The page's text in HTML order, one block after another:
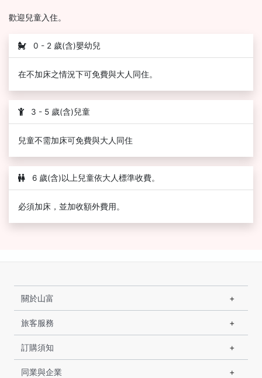
歡迎兒童入住。
0 - 2 歲(含)嬰幼兒
在不加床之情況下可免費與大人同住。
3 - 5 歲(含)兒童
兒童不需加床可免費與大人同住
6 歲(含)以上兒童依大人標準收費。
必須加床，並加收額外費用。
關於山富
旅客服務
訂購須知
同業與企業